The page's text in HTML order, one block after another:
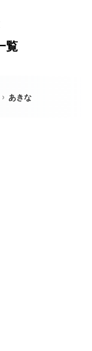
覧
あきな